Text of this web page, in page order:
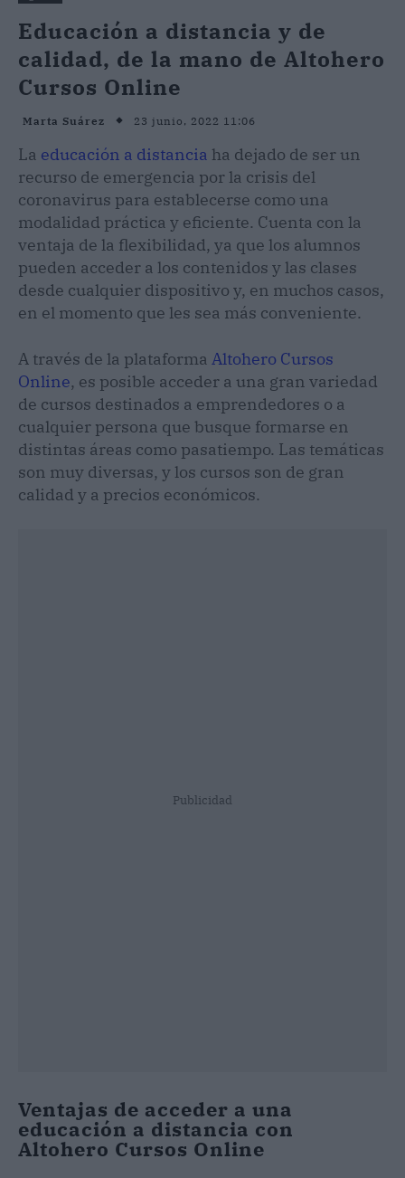
Educación a distancia y de
calidad, de la mano de Altohero
Cursos Online
Marta Suárez 23 junio, 2022 11:06
La educación a distancia ha dejado de ser un
recurso de emergencia por la crisis del
coronavirus para establecerse como una
modalidad práctica y eficiente. Cuenta con la
ventaja de la flexibilidad, ya que los alumnos
pueden acceder a los contenidos y las clases
desde cualquier dispositivo y, en muchos casos,
en el momento que les sea más conveniente.
A través de la plataforma Altohero Cursos
Online, es posible acceder a una gran variedad
de cursos destinados a emprendedores o a
cualquier persona que busque formarse en
distintas áreas como pasatiempo. Las temáticas
son muy diversas, y los cursos son de gran
calidad y a precios económicos.
Publicidad
Ventajas de acceder a una
educación a distancia con
Altohero Cursos Online